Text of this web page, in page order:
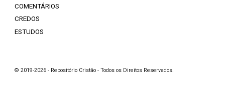
COMENTÁRIOS
CREDOS
ESTUDOS
© 2019-2026 - Repositório Cristão - Todos os Direitos Reservados.